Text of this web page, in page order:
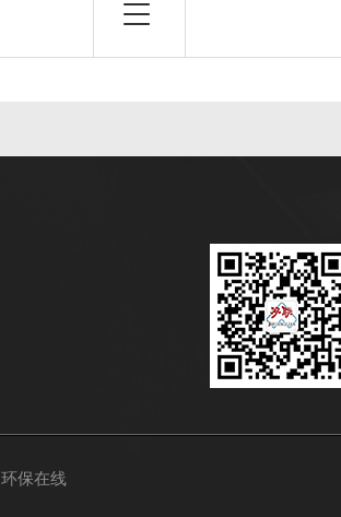
环保在线